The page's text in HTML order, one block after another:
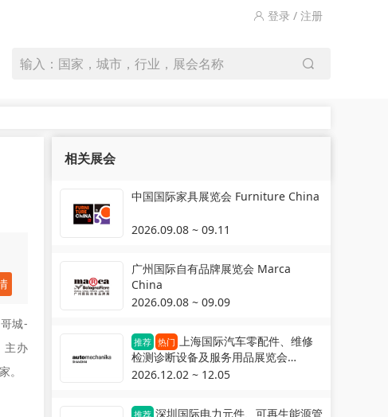
登录 / 注册
输入：国家，城市，行业，展会名称
城-
主办
。
相关展会
中国国际家具展览会 Furniture China
2026.09.08 ~ 09.11
广州国际自有品牌展览会 Marca
China
2026.09.08 ~ 09.09
推荐 热门 上海国际汽车零配件、维修
检测诊断设备及服务用品展览会
Automechanika Shanghai
2026.12.02 ~ 12.05
推荐 深圳国际电力元件、可再生能源管